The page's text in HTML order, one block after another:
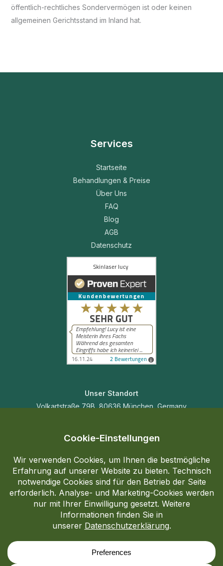
öffentlich-rechtliches Sondervermögen ist oder keinen
allgemeinen Gerichtsstand im Inland hat.
Services
Startseite
Behandlungen & Preise
Über Uns
FAQ
Blog
AGB
Datenschutz
Unser Standort
Volkartstraße 79B, 80636 München, Germany
+49 1517 5483124
Impressum